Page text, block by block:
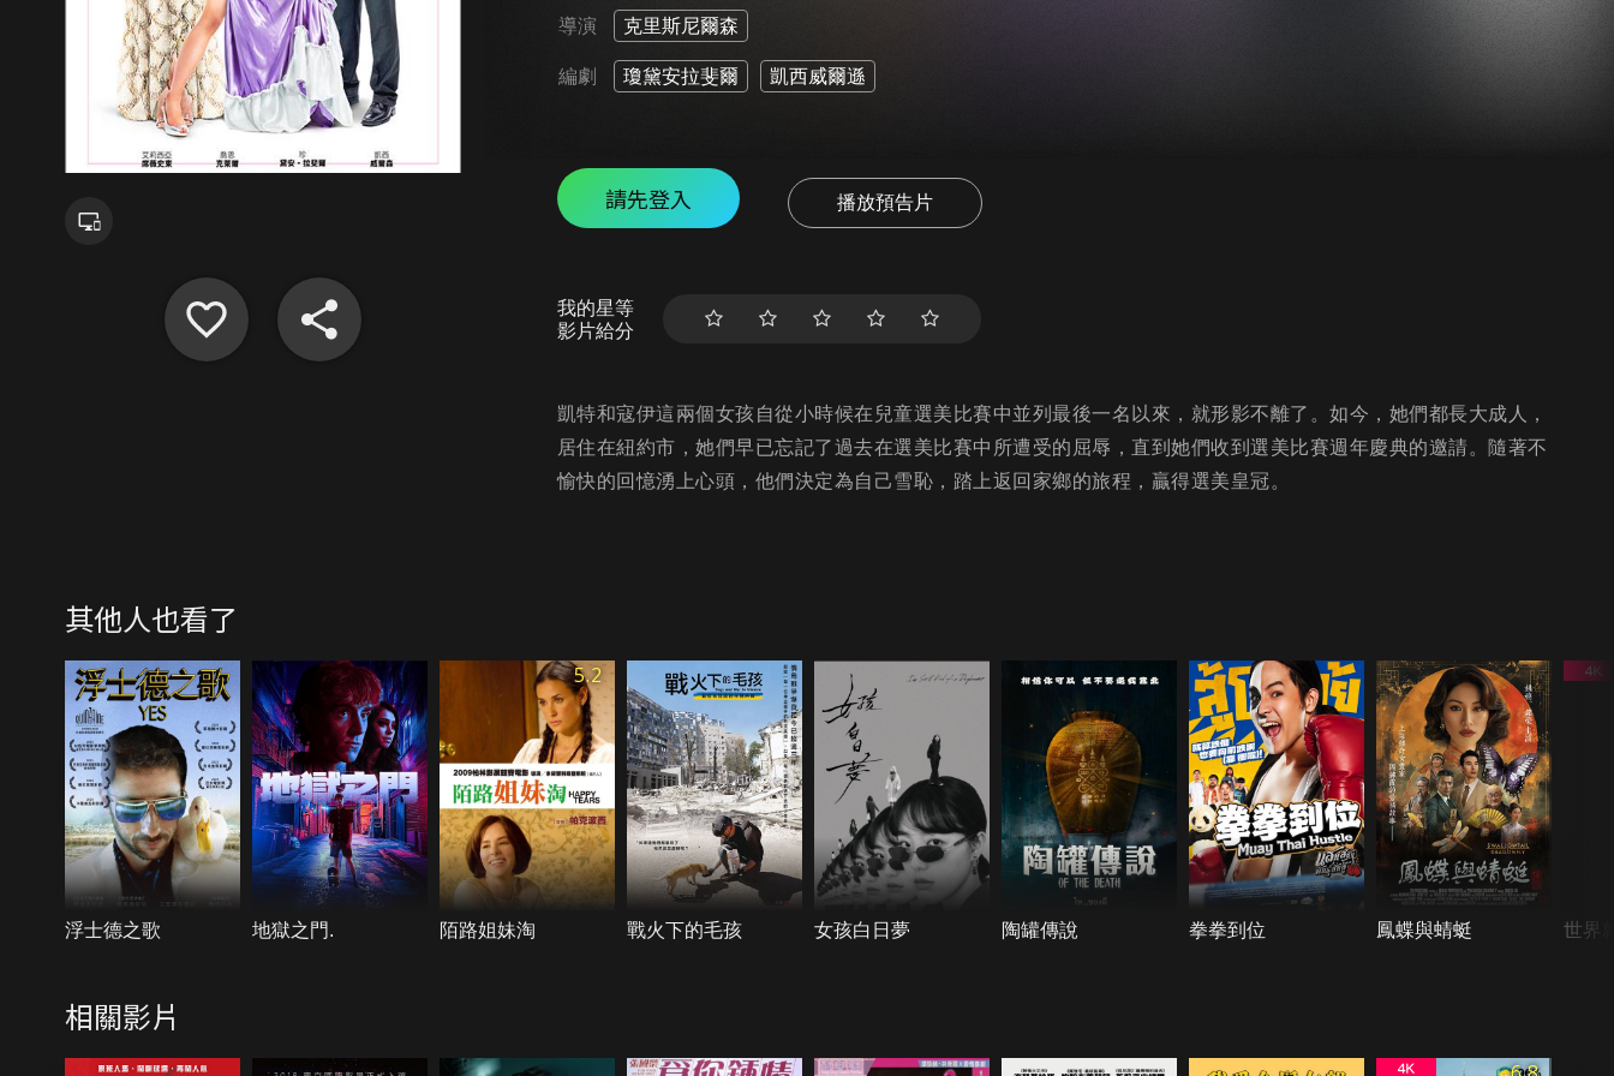
導演 克里斯尼爾森
編劇 瓊黛安拉斐爾 凱西威爾遜
請先登入 播放預告片
我的星等
影片給分
凱特和寇伊這兩個女孩自從小時候在兒童選美比賽中並列最後一名以來，就形影不離了。如今，她們都長大成人，
居住在紐約市，她們早已忘記了過去在選美比賽中所遭受的屈辱，直到她們收到選美比賽週年慶典的邀請。隨著不
愉快的回憶湧上心頭，他們決定為自己雪恥，踏上返回家鄉的旅程，贏得選美皇冠。
其他人也看了
浮士德之歌 地獄之門.
5.2
陌路姐妹淘 戰火下的毛孩 女孩白日夢 陶罐傳說 拳拳到位 鳳蝶與蜻蜓 世界
相關影片